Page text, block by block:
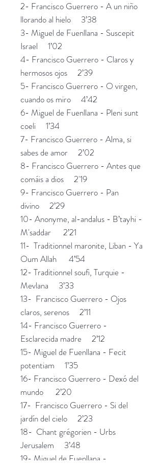
2- Francisco Guerrero - A un niño
llorando al hielo 3’38
3- Miguel de Fuenllana - Suscepit
Israel 1’02
4- Francisco Guerrero - Claros y
hermosos ojos 2’39
5- Francisco Guerrero - O virgen,
cuando os miro 4’42
6- Miguel de Fuenllana - Pleni sunt
coeli 1’34
7- Francisco Guerrero - Alma, si
sabes de amor 2’02
8- Francisco Guerrero - Antes que
comáis a dios 2'19
9- Francisco Guerrero - Pan
divino 2’29
10- Anonyme, al-andalus - B’tayhi -
M'saddar 2’21
11- Traditionnel maronite, Liban - Ya
Oum Allah 4’54
12- Traditionnel soufi, Turquie -
Mevlana 3’33
13- Francisco Guerrero - Ojos
claros, serenos 2’11
14- Francisco Guerrero -
Esclarecida madre 2’12
15- Miguel de Fuenllana - Fecit
potentiam 1’35
16- Francisco Guerrero - Dexó del
mundo 2’20
17- Francisco Guerrero - Si del
jardín del cielo 2’23
18- Chant grégorien - Urbs
Jerusalem 3’48
19- Miguel de Fuenllana -